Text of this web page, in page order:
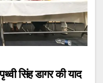
सिंह डागर की याद